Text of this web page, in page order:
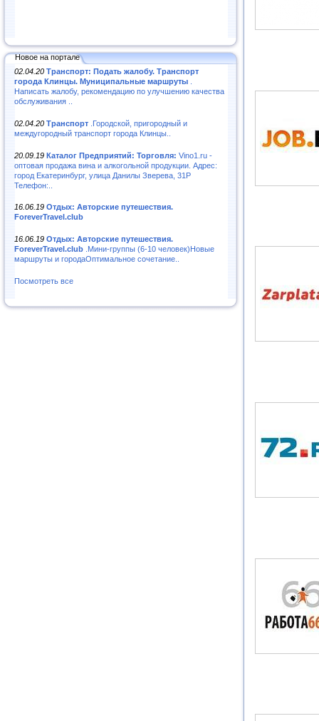
Новое на портале
02.04.20 Транспорт: Подать жалобу. Транспорт
города Клинцы. Муниципальные маршруты
Написать жалобу, рекомендацию по улучшению качества
обслуживания ..
02.04.20 Транспорт .Городской, пригородный и
междугородный транспорт города Клинцы..
20.09.19 Каталог Предприятий: Торговля: Vino1.ru -
оптовая продажа вина и алкогольной продукции. Адрес:
город Екатеринбург, улица Данилы Зверева, 31Р
Телефон:..
16.06.19 Отдых: Авторские путешествия.
ForeverTravel.club
16.06.19 Отдых: Авторские путешествия.
ForeverTravel.club .Мини-группы (6-10 человек)Новые
маршруты и городаОптимальное сочетание..
Посмотреть все